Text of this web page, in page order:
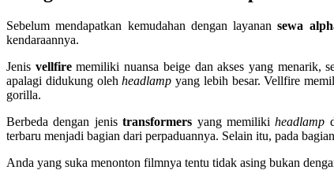
Sebelum mendapatkan kemudahan dengan layanansewa
kendaraannya.
Jenis vellfirememiliki nuansa beige dan akses yang menarik,
apalagi didukung olehheadlamp yang lebih besar. Vellfire
gorilla.
Berbeda dengan jenistransformers yang memilikiheadlamp
terbaru menjadi bagian dari perpaduannya. Selain itu, pada bagian
Anda yang suka menonton filmnya tentu tidak asing bukan